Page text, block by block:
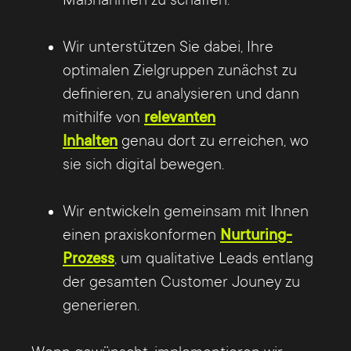
Demzufolge sollten sowohl bestehende
Informationen als auch sämtliche
Datenerhebungspotenziale festgehalten
bzw. analysiert werden, wie Künstliche
Intelligenz (KI) schlussendlich dabei
Informationen zu gewinnen.
Ebenfalls sind KPIs festzulegen, anhand
denen das Erreichen der Ziele
schlussendlich wirklich festgemacht
Potenziale ergeben, welche schrittweise in
das Gesamtkonzept zu integrieren sind.
Rückschläge und Neuausrichtungen
gehören hier durchaus zum normalen
Ablauf.
Wir unterstützen Sie dabei, Ihre
optimalen Zielgruppen zunächst zu
definieren, zu analysieren und dann
mithilfe von relevanten
Inhalten genau dort zu erreichen, wo
sie sich digital bewegen.
Wir entwickeln gemeinsam mit Ihnen
einen praxiskonformen Nurturing-
Prozess, um qualitative Leads entlang
der gesamten Customer Jouney zu
generieren.